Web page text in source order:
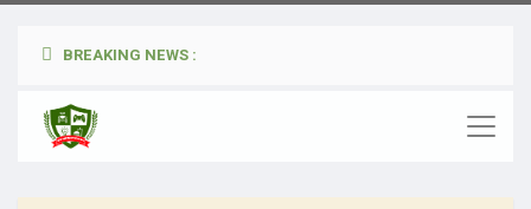
BREAKING NEWS :